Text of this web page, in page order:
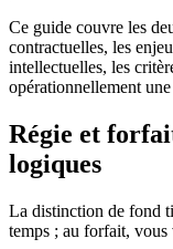
Ce guide couvre les
contractuelles, les
intellectuelles, les
opérationnellement
Régie et
logiques
La distinction de fond
temps ; au forfait, vous